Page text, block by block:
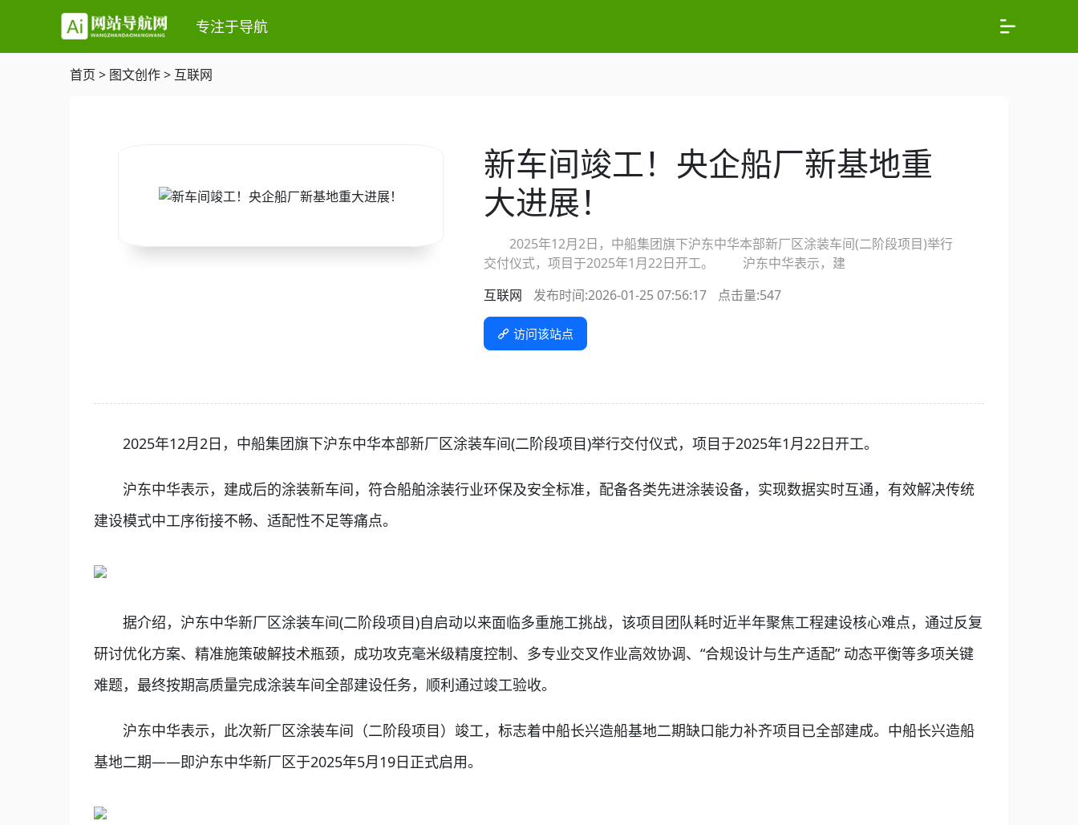
专注于导航
首页 > 图文创作> 互联网
新车间竣工！央企船厂新基地重
大进展！
2025年12月2日，中船集团旗下沪东中华本部新厂区涂装车间(二阶段项目)举行
交付仪式，项目于2025年1月22日开工。 沪东中华表示，建
互联网
发布时间:2026-01-25 07:56:17 点击量:547
访问该站点
2025年12月2日，中船集团旗下沪东中华本部新厂区涂装车间(二阶段项目)举行交付仪式，项目于2025年1月22日开工。
沪东中华表示，建成后的涂装新车间，符合船舶涂装行业环保及安全标准，配备各类先进涂装设备，实现数据实时互通，有效解决传统
建设模式中工序衔接不畅、适配性不足等痛点。
据介绍，沪东中华新厂区涂装车间(二阶段项目)自启动以来面临多重施工挑战，该项目团队耗时近半年聚焦工程建设核心难点，通过反复
研讨优化方案、精准施策破解技术瓶颈，成功攻克毫米级精度控制、多专业交叉作业高效协调、“合规设计与生产适配” 动态平衡等多项关键
难题，最终按期高质量完成涂装车间全部建设任务，顺利通过竣工验收。
沪东中华表示，此次新厂区涂装车间（二阶段项目）竣工，标志着中船长兴造船基地二期缺口能力补齐项目已全部建成。中船长兴造船
基地二期——即沪东中华新厂区于2025年5月19日正式启用。